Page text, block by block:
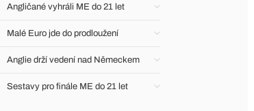
Angličané vyhráli ME do 21 let
Malé Euro jde do prodloužení
Anglie drží vedení nad Německem
Sestavy pro finále ME do 21 let